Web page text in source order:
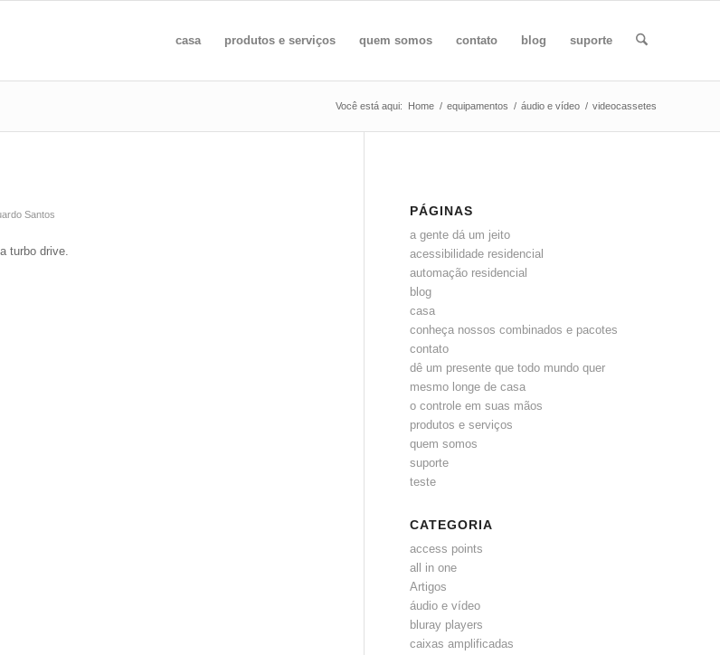
casa produtos e serviços quem somos contato blog suporte
Você está aqui: Home / equipamentos / áudio e vídeo / videocassetes
Santos
turbo drive.
PÁGINAS
a gente dá um jeito
acessibilidade residencial
automação residencial
blog
casa
conheça nossos combinados e pacotes
contato
dê um presente que todo mundo quer
mesmo longe de casa
o controle em suas mãos
produtos e serviços
quem somos
suporte
teste
CATEGORIA
access points
all in one
Artigos
áudio e vídeo
bluray players
caixas amplificadas